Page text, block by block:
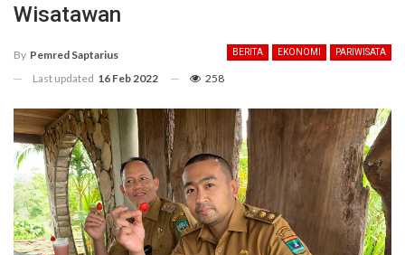
Wisatawan
BERITA EKONOMI PARIWISATA
By Pemred Saptarius
Last updated 16 Feb 2022 258